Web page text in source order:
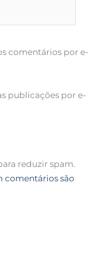
comentários por e-
publicações por e-
reduzir spam.
comentários são